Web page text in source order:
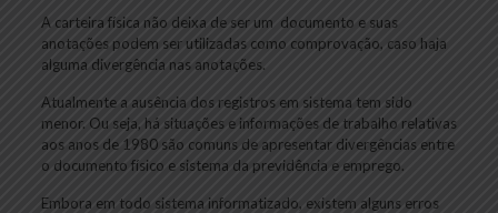
A carteira física não deixa de ser um documento e suas
anotações podem ser utilizadas como comprovação, caso haja
alguma divergência nas anotações.
Atualmente a ausência dos registros em sistema tem sido
menor. Ou seja, há situações e informações de trabalho relativas
aos anos de 1980 são comuns de apresentar divergências entre
o documento físico e sistema da previdência e emprego.
Embora em todo sistema informatizado, existem alguns erros